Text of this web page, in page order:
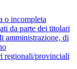
o incompleta
da parte dei titolari
amministrazione, di
regionali/provinciali